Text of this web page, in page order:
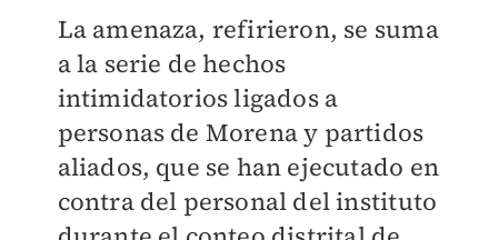
La amenaza, refirieron, se suma
a la serie de hechos
intimidatorios ligados a
personas de Morena y partidos
aliados, que se han ejecutado en
contra del personal del instituto